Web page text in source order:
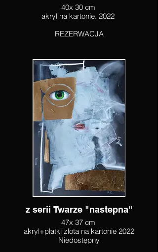
40x 30 cm
akryl na kartonie. 2022
REZERWACJA
z serii Twarze "nastepna"
47x 37 cm
akryl+płatki złota na kartonie 2022
Niedostępny